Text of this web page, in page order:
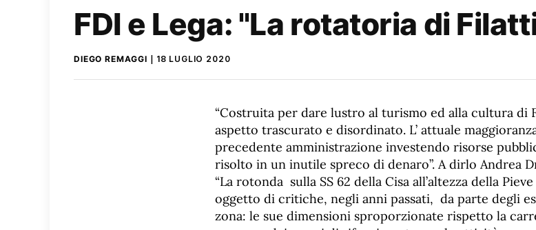
FDI e Lega: "La rotatoria di
DIEGO REMAGGI 18 LUGLIO 2020
“Costruita per dare lustro al turismo ed alla cultura di
aspetto trascurato e disordinato. L’ attuale
precedente amministrazione investendo risorse
risolto in un inutile spreco di denaro”. A dirlo Andrea
“La rotonda sulla SS 62 della Cisa all’altezza della
oggetto di critiche, negli anni passati, da parte degli
zona: le sue dimensioni sproporzionate rispetto la